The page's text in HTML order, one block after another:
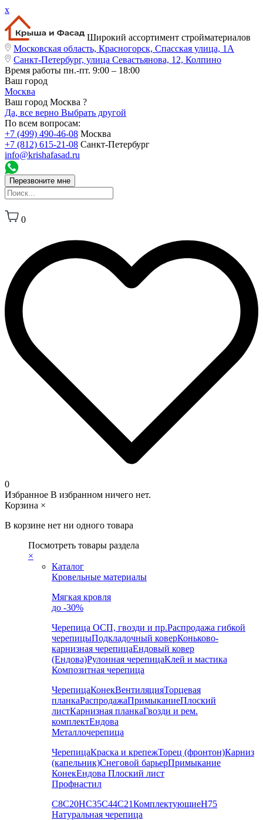
x
Широкий ассортимент стройматериалов
Московская область, Красногорск, Спасская улица, 1А
Санкт-Петербург, улица Севастьянова, 12, Колпино
Время работы пн.-пт. 9:00 – 18:00
Ваш город
Москва
Ваш город Москва ?
Да, все верно Выбрать другой
По всем вопросам:
+7 (499) 490-46-08 Москва
+7 (812) 615-21-08 Санкт-Петербург
info@krishafasad.ru
Перезвоните мне
0
0
Избранное В избранном ничего нет.
Корзина ×
В корзине нет ни одного товара
Посмотреть товары раздела
×
Каталог
Кровельные материалы
Мягкая кровля
до -30%
Черепица ОСП, гвозди и пр.Распродажа гибкой
черепицыПодкладочный коверКоньково-
карнизная черепицаЕндовый ковер
(Ендова)Рулонная черепицаКлей и мастика
Композитная черепица
ЧерепицаКонекВентиляцияТорцевая
планкаРаспродажаПримыканиеПлоский
листКарнизная планкаГвозди и рем.
комплектЕндова
Металлочерепица
ЧерепицаКраска и крепежТорец (фронтон)Карниз
(капельник)Снеговой барьерПримыкание
КонекЕндова Плоский лист
Профнастил
С8С20НС35С44С21КомплектующиеН75
Натуральная черепица